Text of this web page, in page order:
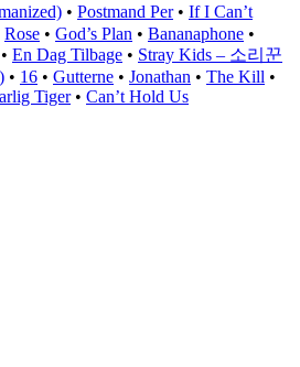
• Postmand Per• If I Can’t
Rose • God’s Plan • Bananaphone •
• En Dag Tilbage • Stray Kids – 소리꾼
• 16 • Gutterne • Jonathan • The Kill •
Tiger• Can’t Hold Us